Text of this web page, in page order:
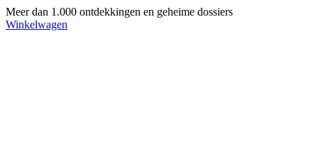
Meer dan 1.000 ontdekkingen en geheime dossiers
Winkelwagen